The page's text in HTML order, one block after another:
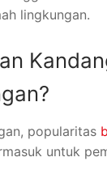
lingkungan.
popularitas
untuk